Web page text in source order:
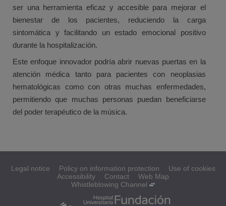
ser una herramienta eficaz y accesible para mejorar el
bienestar de los pacientes, reduciendo la carga
sintomática y facilitando un estado emocional positivo
durante la hospitalización.
Este enfoque innovador podría abrir nuevas puertas en la
atención médica tanto para pacientes con neoplasias
hematológicas como con otras muchas enfermedades,
permitiendo que muchas personas puedan beneficiarse
del poder terapéutico de la música.
Legal notice Policy on information protection
Use of cookies
Accessibility
Contact
Web Map
Whistleblowing Channel